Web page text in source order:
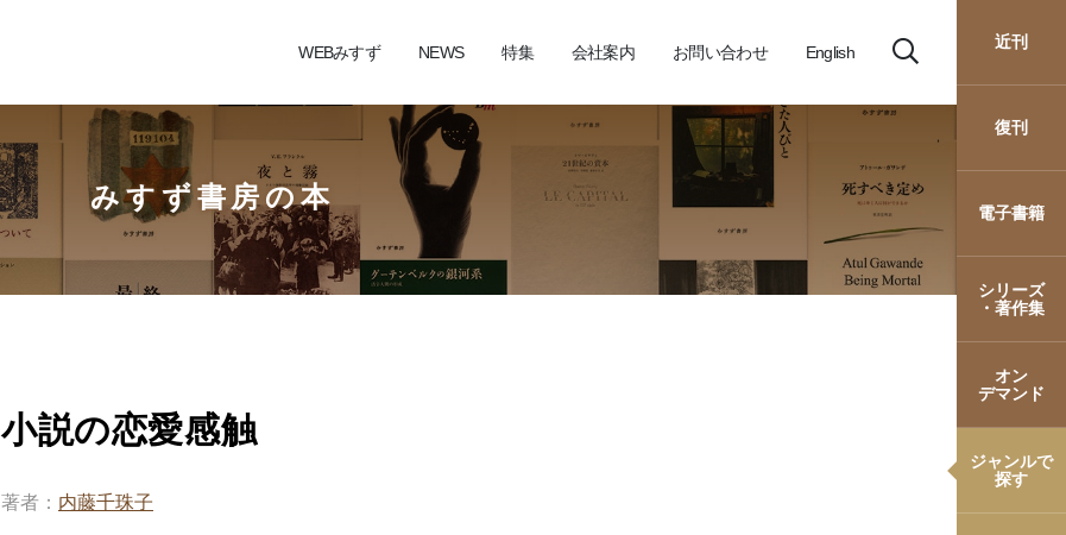
WEBみすず NEWS 特集 会社案内 お問い合わせ English
近刊
復刊
電子書籍
シリーズ
・著作集
オン
デマンド
ジャンルで
探す
みすず書房の本
小説の恋愛感触
著者 内藤千珠子